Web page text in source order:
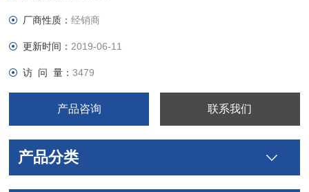
厂商性质：经销商
更新时间： 2019-06-11
访 问 量：3479
产品咨询 联系我们
产品分类